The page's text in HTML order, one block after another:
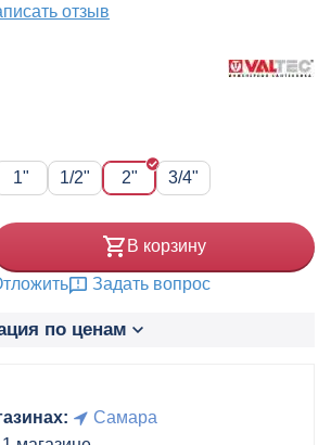
отзыв
1" 1/2" 2" 3/4"
В корзину
Задать вопрос
по ценам
Самара